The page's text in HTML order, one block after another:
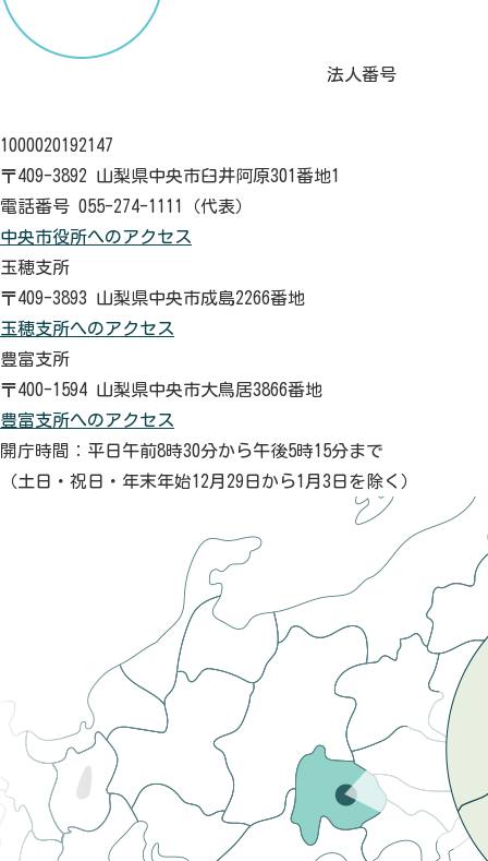
法人番号
1000020192147
〒409-3892 山梨県中央市臼井阿原301番地1
電話番号 055-274-1111（代表）
中央市役所へのアクセス
玉穂支所
〒409-3893 山梨県中央市成島2266番地
玉穂支所へのアクセス
豊富支所
〒400-1594 山梨県中央市大鳥居3866番地
豊富支所へのアクセス
開庁時間：平日午前8時30分から午後5時15分まで
（土日・祝日・年末年始12月29日から1月3日を除く）